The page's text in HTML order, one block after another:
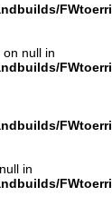
null in
in